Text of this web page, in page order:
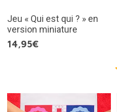
Jeu « Qui est qui ? » en
version miniature
14,95€